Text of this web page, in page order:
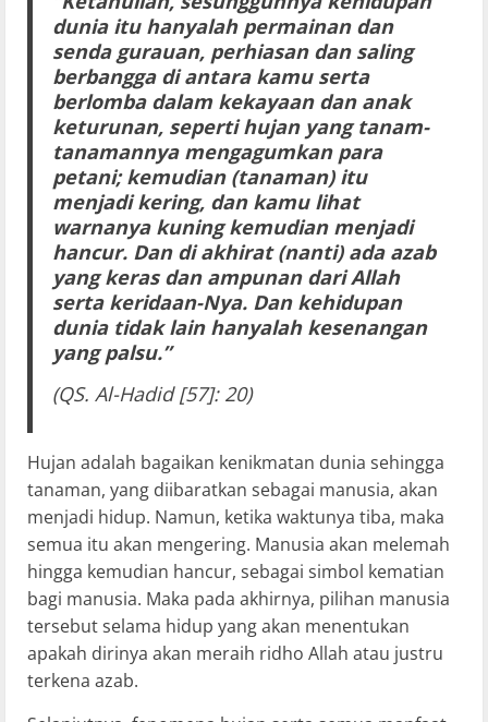
dunia itu hanyalah permainan dan
senda gurauan, perhiasan dan saling
berbangga di antara kamu serta
berlomba dalam kekayaan dan anak
keturunan, seperti hujan yang tanam-
tanamannya mengagumkan para
petani; kemudian (tanaman) itu
menjadi kering, dan kamu lihat
warnanya kuning kemudian menjadi
hancur. Dan di akhirat (nanti) ada azab
yang keras dan ampunan dari Allah
serta keridaan-Nya. Dan kehidupan
dunia tidak lain hanyalah kesenangan
yang palsu.”
(QS. Al-Hadid [57]: 20)
Hujan adalah bagaikan kenikmatan dunia sehingga
tanaman, yang diibaratkan sebagai manusia, akan
menjadi hidup. Namun, ketika waktunya tiba, maka
semua itu akan mengering. Manusia akan melemah
hingga kemudian hancur, sebagai simbol kematian
bagi manusia. Maka pada akhirnya, pilihan manusia
tersebut selama hidup yang akan menentukan
apakah dirinya akan meraih ridho Allah atau justru
terkena azab.